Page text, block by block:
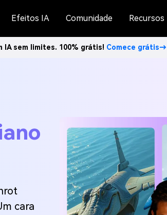
Efeitos IA Comunidade Recursos
IA sem limites. 100% grátis! Comece grátis→
cara